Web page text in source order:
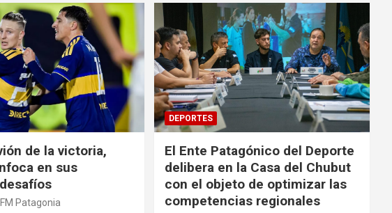
de la victoria,
en sus
FM Patagonia
DEPORTES
El Ente Patagónico del Deporte
delibera en la Casa del Chubut
con el objeto de optimizar las
competencias regionales